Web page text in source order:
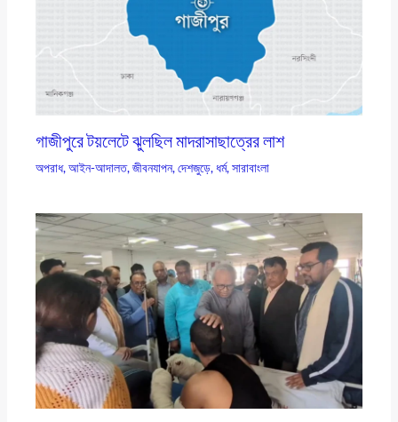
গাজীপুরে টয়লেটে ঝুলছিল মাদরাসাছাত্রের লাশ
অপরাধ,আইন-আদালত,জীবনযাপন,দেশজুড়ে, ধর্ম,সারাবাংলা